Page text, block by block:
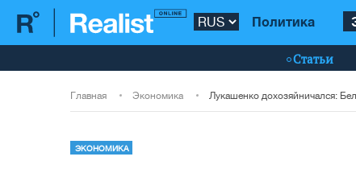
Политика
Статьи
Главная Экономика
ЭКОНОМИКА